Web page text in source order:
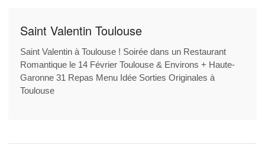
Saint Valentin Toulouse
Saint Valentin à Toulouse ! Soirée dans un Restaurant
Romantique le 14 Février Toulouse & Environs + Haute-
Garonne 31 Repas Menu Idée Sorties Originales à
Toulouse